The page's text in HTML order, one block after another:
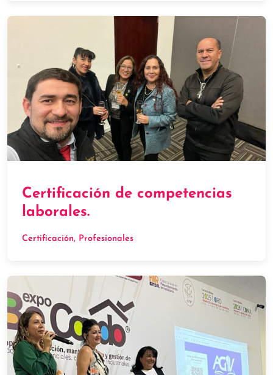
Certificación de competencias
laborales.
Certificación, Profesionales